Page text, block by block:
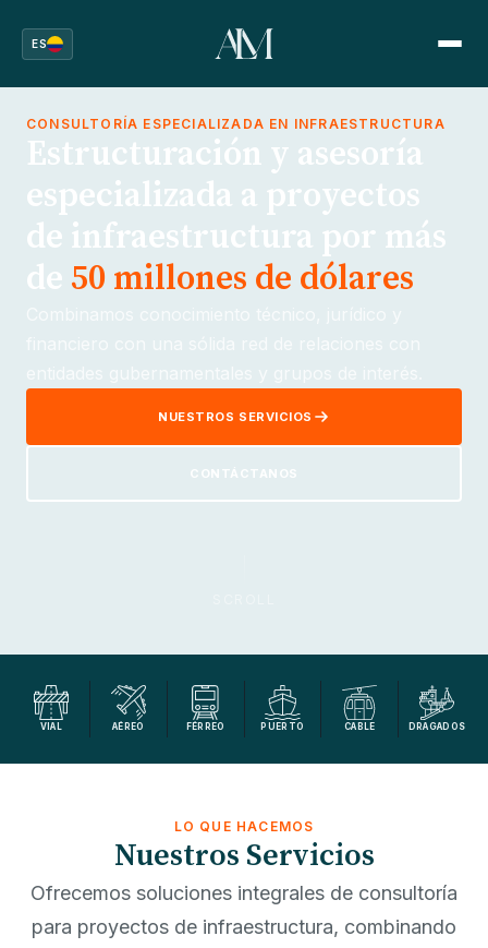
ES
CONSULTORÍA ESPECIALIZADA EN INFRAESTRUCTURA
Estructuración y asesoría
especializada a proyectos
de infraestructura por más
de 50 millones de dólares
NUESTROS SERVICIOS
CONTÁCTANOS
VIAL AÉREO FÉRREO PUERTO CABLE DRAGADOS
LO QUE HACEMOS
Nuestros Servicios
Ofrecemos soluciones integrales de consultoría
para proyectos de infraestructura, combinando